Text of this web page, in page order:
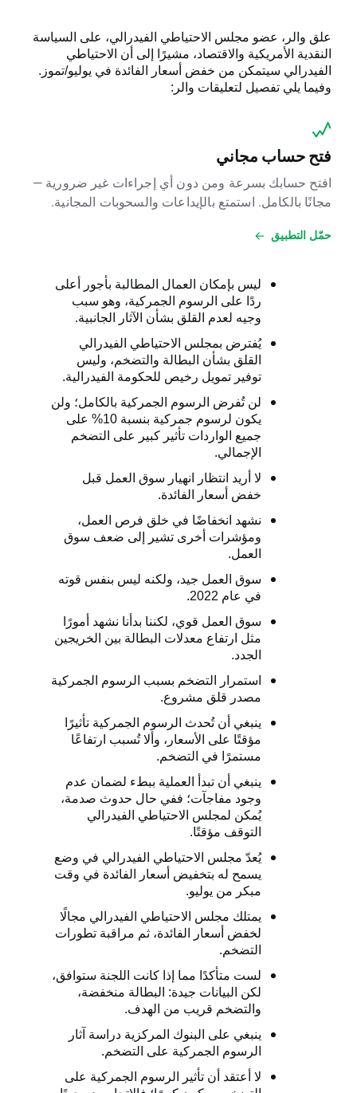
علق والر، عضو مجلس الاحتياطي الفيدرالي، على السياسة
النقدية الأمريكية والاقتصاد، مشيرًا إلى أن الاحتياطي
الفيدرالي سيتمكن من خفض أسعار الفائدة في يوليو/تموز.
وفيما يلي تفصيل لتعليقات والر:
فتح حساب مجاني
افتح حسابك بسرعة ومن دون أي إجراءات غير ضرورية —
مجانًا بالكامل. استمتع بالإيداعات والسحوبات المجانية.
حمّل التطبيق
ليس بإمكان العمال المطالبة بأجور أعلى
ردًا على الرسوم الجمركية، وهو سبب
وجيه لعدم القلق بشأن الآثار الجانبية.
يُفترض بمجلس الاحتياطي الفيدرالي
القلق بشأن البطالة والتضخم، وليس
توفير تمويل رخيص للحكومة الفيدرالية.
لن تُفرض الرسوم الجمركية بالكامل؛ ولن
يكون لرسوم جمركية بنسبة 10% على
جميع الواردات تأثير كبير على التضخم
الإجمالي.
لا أريد انتظار انهيار سوق العمل قبل
خفض أسعار الفائدة.
نشهد انخفاضًا في خلق فرص العمل،
ومؤشرات أخرى تشير إلى ضعف سوق
العمل.
سوق العمل جيد، ولكنه ليس بنفس قوته
في عام 2022.
سوق العمل قوي، لكننا بدأنا نشهد أمورًا
مثل ارتفاع معدلات البطالة بين الخريجين
الجدد.
استمرار التضخم بسبب الرسوم الجمركية
مصدر قلق مشروع.
ينبغي أن تُحدث الرسوم الجمركية تأثيرًا
مؤقتًا على الأسعار، وألا تُسبب ارتفاعًا
مستمرًا في التضخم.
ينبغي أن تبدأ العملية ببطء لضمان عدم
وجود مفاجآت؛ ففي حال حدوث صدمة،
يُمكن لمجلس الاحتياطي الفيدرالي
التوقف مؤقتًا.
يُعدّ مجلس الاحتياطي الفيدرالي في وضع
يسمح له بتخفيض أسعار الفائدة في وقت
مبكر من يوليو.
يمتلك مجلس الاحتياطي الفيدرالي مجالًا
لخفض أسعار الفائدة، ثم مراقبة تطورات
التضخم.
لست متأكدًا مما إذا كانت اللجنة ستوافق،
لكن البيانات جيدة: البطالة منخفضة،
والتضخم قريب من الهدف.
ينبغي على البنوك المركزية دراسة آثار
الرسوم الجمركية على التضخم.
لا أعتقد أن تأثير الرسوم الجمركية على